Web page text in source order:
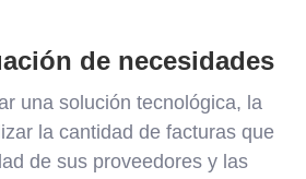
de necesidades
una solución tecnológica, la
la cantidad de facturas que
de sus proveedores y las